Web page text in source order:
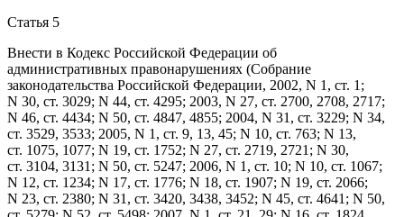
Статья 5
Внести в Кодекс Российской Федерации об
административных правонарушениях (Собрание
законодательства Российской Федерации, 2002, N 1, ст. 1;
N 30, ст. 3029; N 44, ст. 4295; 2003, N 27, ст. 2700, 2708, 2717;
N 46, ст. 4434; N 50, ст. 4847, 4855; 2004, N 31, ст. 3229; N 34,
ст. 3529, 3533; 2005, N 1, ст. 9, 13, 45; N 10, ст. 763; N 13,
ст. 1075, 1077; N 19, ст. 1752; N 27, ст. 2719, 2721; N 30,
ст. 3104, 3131; N 50, ст. 5247; 2006, N 1, ст. 10; N 10, ст. 1067;
N 12, ст. 1234; N 17, ст. 1776; N 18, ст. 1907; N 19, ст. 2066;
N 23, ст. 2380; N 31, ст. 3420, 3438, 3452; N 45, ст. 4641; N 50,